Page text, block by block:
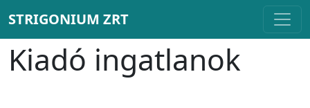
STRIGONIUM ZRT
Kiadó ingatlanok